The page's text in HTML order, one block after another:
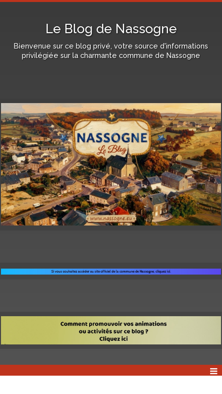
Le Blog de Nassogne
Bienvenue sur ce blog privé, votre source d'informations
privilégiée sur la charmante commune de Nassogne